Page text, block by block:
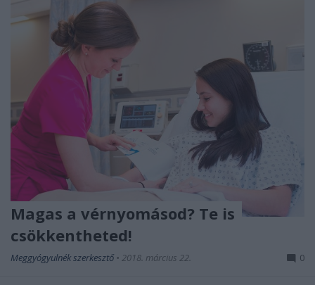
Magas a vérnyomásod? Te is
csökkentheted!
Meggyógyulnék szerkesztő • 2018. március 22. 0